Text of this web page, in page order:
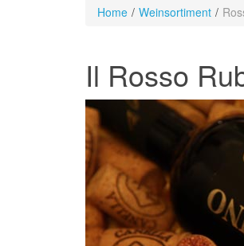
Home / Weinsortiment /
Il Rosso